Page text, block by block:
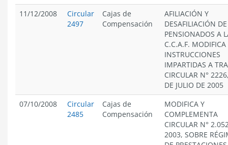
11/12/2008
Circular
2497
Cajas de
Compensación
AFILIACIÓN Y
DESAFILIACIÓN DE
PENSIONADOS A
C.C.A.F. MODIFICA
INSTRUCCIONES
IMPARTIDAS A
CIRCULAR N°
DE JULIO DE 2005
07/10/2008
Circular
2485
Cajas de
Compensación
MODIFICA Y
COMPLEMENTA
CIRCULAR N°
2003, SOBRE